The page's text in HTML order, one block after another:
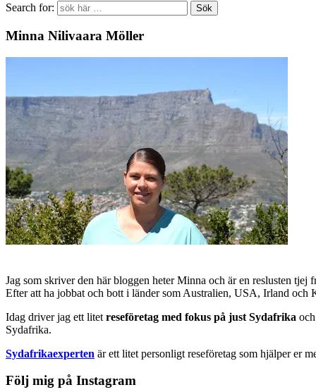
Search for:
Minna Nilivaara Möller
Jag som skriver den här bloggen heter Minna och är en reslusten tjej
Efter att ha jobbat och bott i länder som Australien, USA, Irland och
Idag driver jag ett litet reseföretag med fokus på just Sydafrika
Sydafrika.
Sydafrikaexperten är ett litet personligt reseföretag som hjälper er
Följ mig på Instagram